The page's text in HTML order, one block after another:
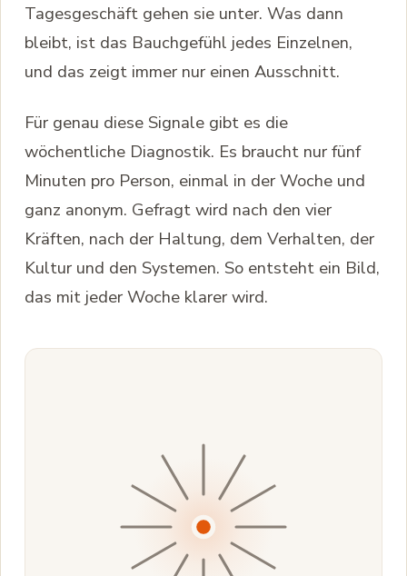
Tagesgeschäft gehen sie unter. Was dann
bleibt, ist das Bauchgefühl jedes Einzelnen,
und das zeigt immer nur einen Ausschnitt.
Für genau diese Signale gibt es die
wöchentliche Diagnostik. Es braucht nur fünf
Minuten pro Person, einmal in der Woche und
ganz anonym. Gefragt wird nach den vier
Kräften, nach der Haltung, dem Verhalten, der
Kultur und den Systemen. So entsteht ein Bild,
das mit jeder Woche klarer wird.